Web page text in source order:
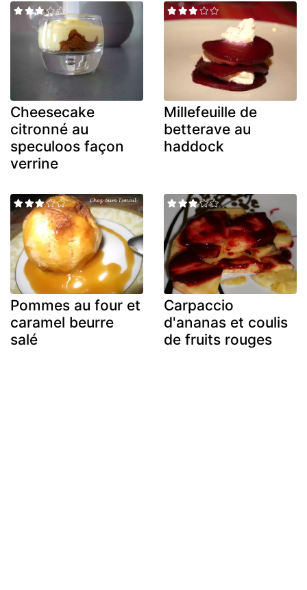
Cheesecake
citronné au
speculoos façon
verrine
Millefeuille de
betterave au
haddock
Pommes au four et
caramel beurre
salé
Carpaccio
d'ananas et coulis
de fruits rouges